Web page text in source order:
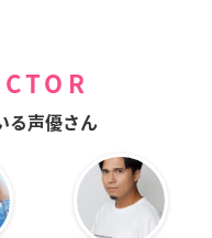
る声優さん